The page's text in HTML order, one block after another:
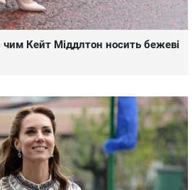
Кейт Міддлтон носить бежеві